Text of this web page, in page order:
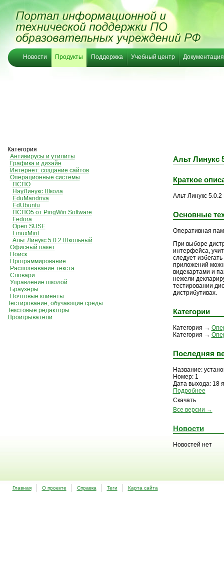
Новости Продукты Поддержка Учебный центр Документация
Категория
Антивирусы и утилиты
Графика и дизайн
Интернет: создание сайтов
Операционные системы
ПСПО
НауЛинукс Школа
EduMandriva
EdUbuntu
ПСПО5 от PingWin Software
Fedora
Open SUSE
LinuxMint
Альт Линукс 5.0.2 Школьный
Офисный пакет
Поиск
Программирование
Распознавание текста
Словари
Управление школой
Браузеры
Почтовые клиенты
Тестирование, обучающие среды
Текстовые редакторы
Проигрыватели
Альт Линукс
Краткое
Альт Линукс
Основные
Оперативная
При выборе
интерфейса,
следует
приложений
видекартами и
нежели
тестировании
дистрибутивах.
Категории
Категория →
Категория →
Последняя
Название:
Номер: 1
Дата выхода: 18
Подробнее
Скачать
Все версии →
Новости
Новостей нет
Главная О проекте Справка Теги Карта сайта